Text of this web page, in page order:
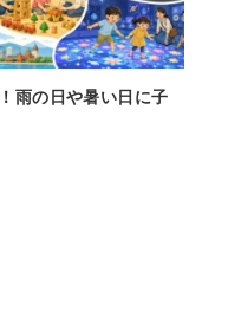
雨の日や暑い日に子